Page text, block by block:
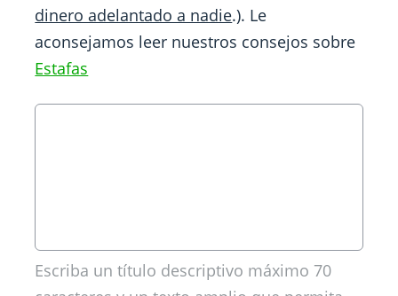
dinero adelantado a nadie.). Le
aconsejamos leer nuestros consejos sobre
Estafas
Escriba un título descriptivo máximo 70